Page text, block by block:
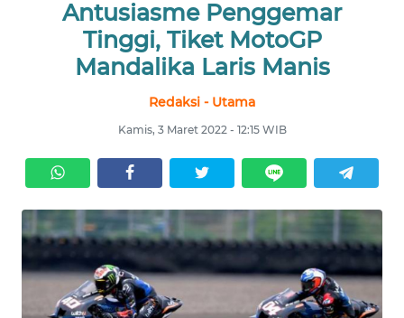
Antusiasme Penggemar
Tinggi, Tiket MotoGP
Mandalika Laris Manis
Redaksi - Utama
Kamis, 3 Maret 2022 - 12:15 WIB
UTAMA
NUSANTARA
SERBA-
SERBI
LABUAN
BAJO
OPINI